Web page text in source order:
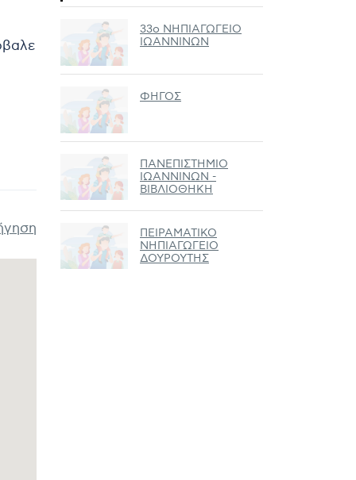
33ο ΝΗΠΙΑΓΩΓΕΙΟ
ΙΩΑΝΝΙΝΩΝ
ΦΗΓΟΣ
ΠΑΝΕΠΙΣΤΗΜΙΟ
ΙΩΑΝΝΙΝΩΝ -
ΒΙΒΛΙΟΘΗΚΗ
ΠΕΙΡΑΜΑΤΙΚΟ
ΝΗΠΙΑΓΩΓΕΙΟ
ΔΟΥΡΟΥΤΗΣ